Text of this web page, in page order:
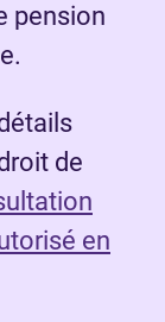
pension
de
en